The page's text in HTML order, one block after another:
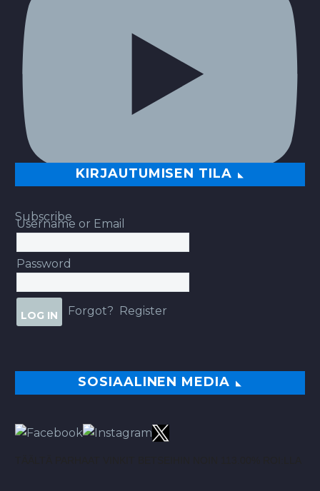
Subscribe
KIRJAUTUMISEN TILA
Username or Email
Password
Forgot? Register
SOSIAALINEN MEDIA